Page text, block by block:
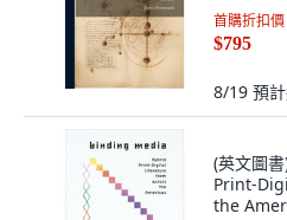
Legare
首購折扣價
$795
8/19 預
(英文圖
Print-
the